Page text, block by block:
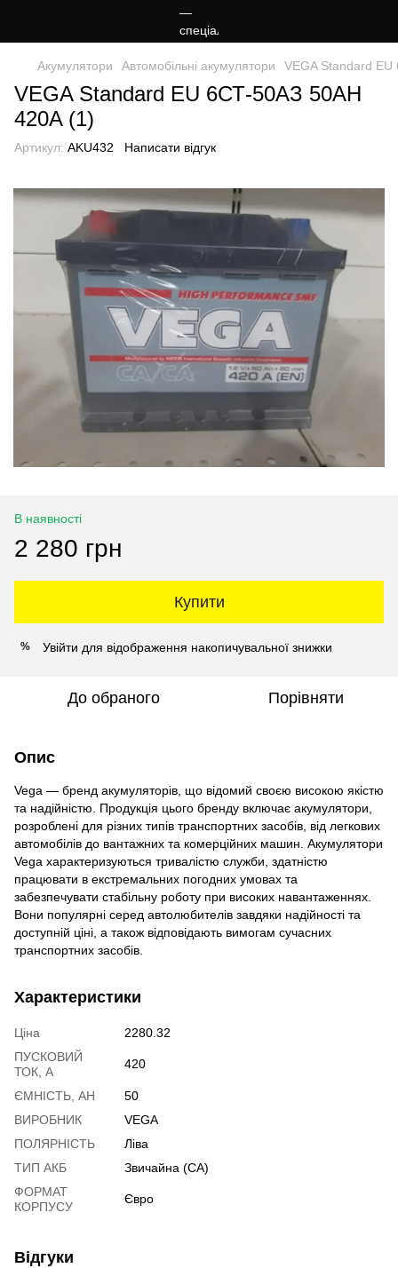
Акумулятори Автомобільні акумулятори VEGA Standard
VEGA Standard EU 6СТ-50АЗ 50AH
420A (1)
Артикул: AKU432 Написати відгук
В наявності
2 280 грн
Купити
% Увійти для відображення накопичувальної знижки
До обраного Порівняти
Опис
Vega — бренд акумуляторів, що відомий своєю високою якістю
та надійністю. Продукція цього бренду включає акумулятори,
розроблені для різних типів транспортних засобів, від легкових
автомобілів до вантажних та комерційних машин. Акумулятори
Vega характеризуються тривалістю служби, здатністю
працювати в екстремальних погодних умовах та
забезпечувати стабільну роботу при високих навантаженнях.
Вони популярні серед автолюбителів завдяки надійності та
доступній ціні, а також відповідають вимогам сучасних
транспортних засобів.
Характеристики
Ціна
2280.32
ПУСКОВИЙ
ТОК, А
420
ЄМНІСТЬ, АН
50
ВИРОБНИК
VEGA
ПОЛЯРНІСТЬ
Ліва
ТИП АКБ
Звичайна (CA)
ФОРМАТ
КОРПУСУ
Євро
Відгуки